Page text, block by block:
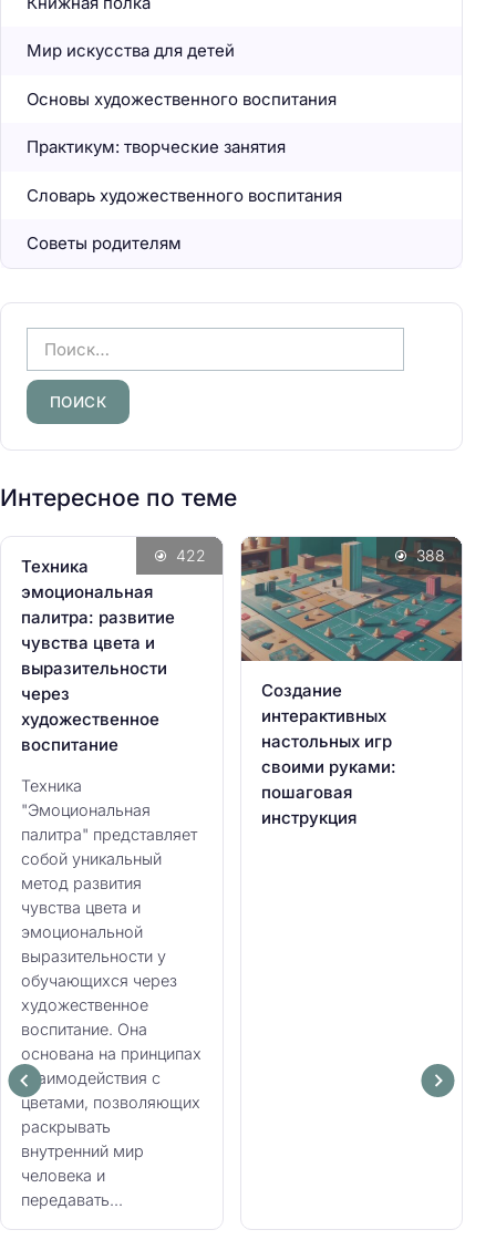
Мир искусства для детей
Основы художественного воспитания
Практикум: творческие занятия
Словарь художественного воспитания
Советы родителям
а
й
т
и
Интересное по теме
Техника
эмоциональная
палитра: развитие
чувства цвета и
выразительности
через
художественное
воспитание
Техника
"Эмоциональная
палитра" представляет
собой уникальный
метод развития
чувства цвета и
эмоциональной
выразительности у
обучающихся через
художественное
воспитание. Она
основана на принципах
взаимодействия с
цветами, позволяющих
раскрывать
внутренний мир
человека и
передавать...
422
Создание
интерактивных
настольных игр
своими руками:
пошаговая
инструкция
388